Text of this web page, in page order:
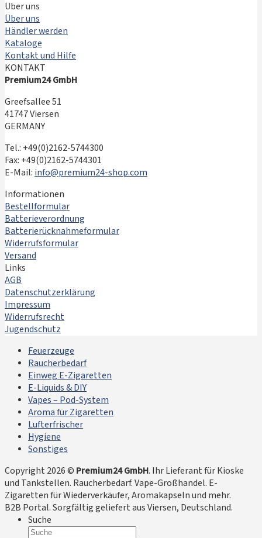
Über uns
Über uns
Händler werden
Kataloge
Kontakt und Hilfe
KONTAKT
Premium24 GmbH
Greefsallee 51
41747 Viersen
GERMANY
Tel.: +49(0)2162-5744300
Fax: +49(0)2162-5744301
E-Mail: info@premium24-shop.com
Informationen
Bestellformular
Batterieverordnung
Batterierücknahmeformular
Widerrufsformular
Versand
Links
AGB
Datenschutzerklärung
Impressum
Widerrufsrecht
Jugendschutz
Feuerzeuge
Raucherbedarf
Einweg E-Zigaretten
E-Liquids & DIY
Vapes – Pod-System
Aroma für Zigaretten
Lufterfrischer
Hygiene
Sonstiges
Copyright 2026 © Premium24 GmbH. Ihr Lieferant für Kioske
und Tankstellen. Raucherbedarf. Vape-Großhandel. E-
Zigaretten für Wiederverkäufer, Aromakapseln und mehr.
B2B Portal. Sorgfältig geliefert aus Viersen, Deutschland.
Suche